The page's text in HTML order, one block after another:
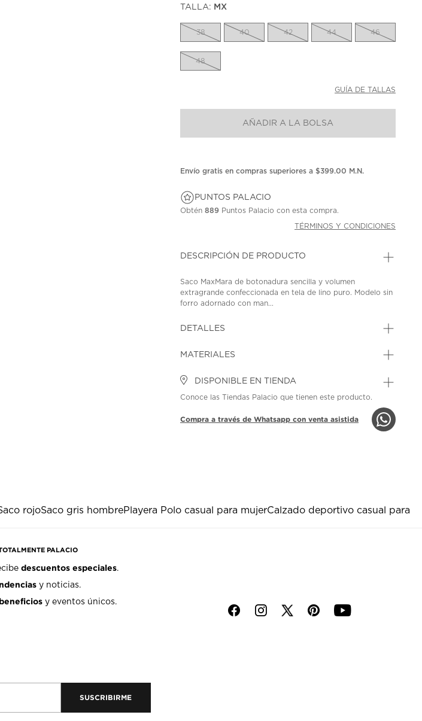
TALLA: MX
38 40 42 44 46
48
GUÍA DE TALLAS
AÑADIR A LA BOLSA
Envío gratis en compras superiores a $399.00 M.N.
PUNTOS PALACIO
Obtén889 Puntos Palacio con esta compra.
TÉRMINOS Y CONDICIONES
DESCRIPCIÓN DE PRODUCTO
Saco MaxMara de botonadura sencilla y volumen
extragrande confeccionada en tela de lino puro. Modelo sin
forro adornado con man...
DETALLES
MATERIALES
DISPONIBLE EN TIENDA
Conoce las Tiendas Palacio que tienen este producto.
Compra a través de Whatsapp con venta asistida
rojoSaco gris hombrePlayera Polo casual para mujerCalzado deportivo casual para
PALACIO
descuentos especiales.
y noticias.
beneficios y eventos únicos.
SUSCRIBIRME
f i p y